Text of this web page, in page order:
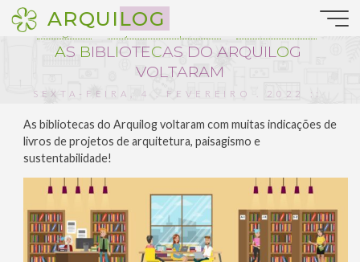
Pular
para
ARQUILOG
Paisagismo Projetos de arquitetura
AS BIBLIOTECAS DO ARQUILOG
VOLTARAM
SEXTA-FEIRA, 4 . FEVEREIRO . 2022 ::
As bibliotecas do Arquilog voltaram com muitas indicações de
livros de projetos de arquitetura, paisagismo e
sustentabilidade!